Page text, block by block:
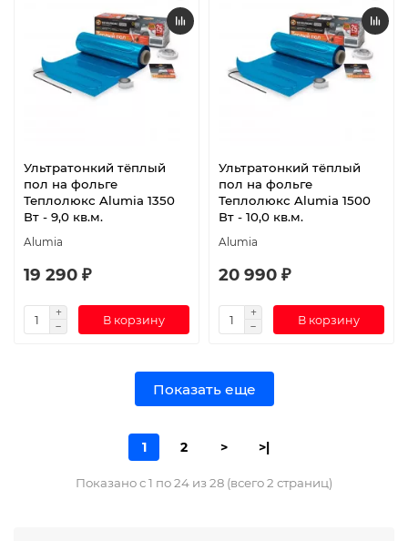
Ультратонкий тёплый
пол на фольге
Теплолюкс Alumia 1350
Вт - 9,0 кв.м.
Alumia
19 290 ₽
В корзину
Ультратонкий тёплый
пол на фольге
Теплолюкс Alumia 1500
Вт - 10,0 кв.м.
Alumia
20 990 ₽
В корзину
Показать еще
1 2 > >|
Показано с 1 по 24 из 28 (всего 2 страниц)